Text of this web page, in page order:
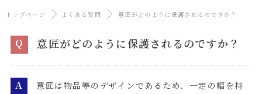
トップページ よくある質問 意匠がどのように保護されるのですか？
Q 意匠がどのように保護されるのですか？
A
意匠は物品等のデザインであるため、一定の幅を持